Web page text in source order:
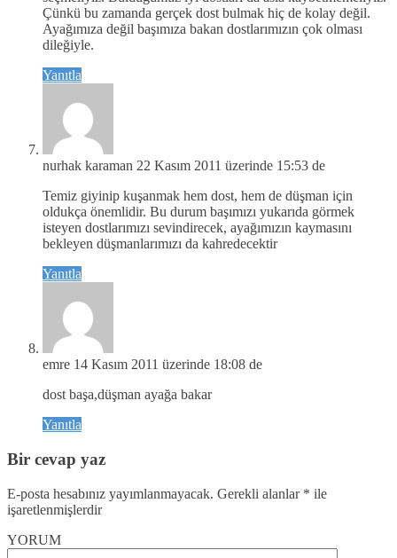
Çünkü bu zamanda gerçek dost bulmak hiç de kolay değil.
Ayağımıza değil başımıza bakan dostlarımızın çok olması
dileğiyle.
Yanıtla
nurhak karaman 22 Kasım 2011 üzerinde 15:53 de
Temiz giyinip kuşanmak hem dost, hem de düşman için
oldukça önemlidir. Bu durum başımızı yukarıda görmek
isteyen dostlarımızı sevindirecek, ayağımızın kaymasını
bekleyen düşmanlarımızı da kahredecektir
Yanıtla
emre 14 Kasım 2011 üzerinde 18:08 de
dost başa,düşman ayağa bakar
Yanıtla
Bir cevap yaz
E-posta hesabınız yayımlanmayacak. Gerekli alanlar * ile
işaretlenmişlerdir
YORUM